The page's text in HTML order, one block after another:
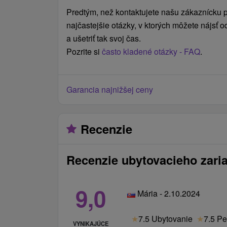
podnetu klienta je jednorázovo 35 € /
Cenník - Informácie
Prístelka v izbách Klasik sa neodporúča
Kúpele Nimnica, a.s. si vyhradzujú
a obsah pobytov počas doby platnosti
spätné uplatnenie nie je možné. Zľavy
možné uplatniť si vždy len 1 zľavu.
Predtým, než kontaktujete našu zákaznícku
najčastejšie otázky, v ktorých môžete nájsť
a ušetriť tak svoj čas.
Pozrite si často kladené otázky - FAQ.
Garancia najnižšej ceny
Recenzie
Recenzie ubytovacieho
9,0
VYNIKAJÚCE
Mária - 2.10.2024
★7.5 Ubytovanie ★7.5